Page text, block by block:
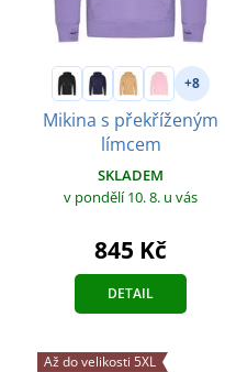
+8
Mikina s překříženým
límcem
SKLADEM
v pondělí 10. 8. u vás
845 Kč
DETAIL
Až do velikosti 5XL